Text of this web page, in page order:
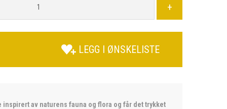
+
LEGG I ØNSKELISTE
av naturens fauna og flora og får det trykket